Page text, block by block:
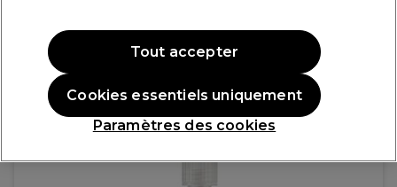
OFFRE
Paramètres des cookies
Cookies essentiels uniquement
Tout accepter